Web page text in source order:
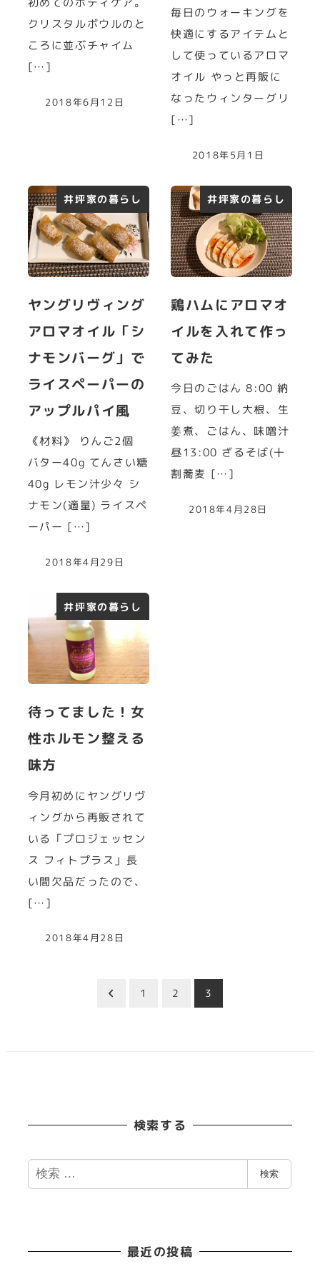
クリスタルボウルのと
ころに並ぶチャイム
[…]
2018年6月12日
毎日のウォーキングを
快適にするアイテムと
して使っているアロマ
オイル やっと再販に
なったウィンターグリ
[…]
2018年5月1日
井坪家の暮らし
ヤングリヴィング
アロマオイル「シ
ナモンバーグ」で
ライスペーパーの
アップルパイ風
《材料》 りんご2個
バター40g てんさい糖
40g レモン汁少々 シ
ナモン(適量) ライスペ
ーパー […]
2018年4月29日
井坪家の暮らし
鶏ハムにアロマオ
イルを入れて作っ
てみた
今日のごはん 8:00 納
豆、切り干し大根、生
姜煮、ごはん、味噌汁
昼13:00 ざるそば(十
割蕎麦 […]
2018年4月28日
井坪家の暮らし
待ってました！女
性ホルモン整える
味方
今月初めにヤングリヴ
ィングから再販されて
いる「プロジェッセン
ス フィトプラス」長
い間欠品だったので、
[…]
2018年4月28日
ー
ジ
1 2 3
検索する
検
索
検索
最近の投稿